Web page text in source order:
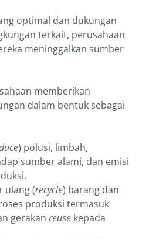
optimal dan dukungan
terkait, perusahaan
meninggalkan sumber
memberikan
dalam bentuk sebagai
) polusi, limbah,
sumber alami, dan emisi
ulang (recycle) barang dan
produksi termasuk
gerakan reuse kepada